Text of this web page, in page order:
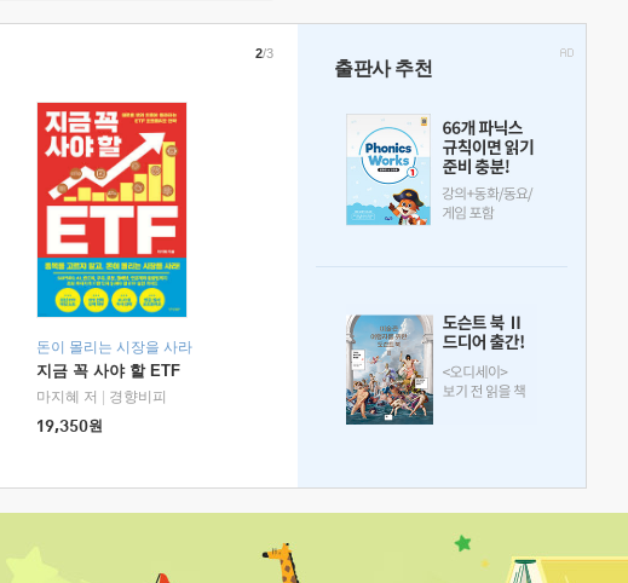
돈이 몰리는 시장을 사라
지금 꼭 사야 할 ETF
마지혜 저
경향비피
19,350원
2/3
출판사 추천